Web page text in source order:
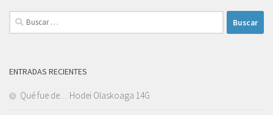
Buscar:
ENTRADAS RECIENTES
Qué fue de… Hodei Olaskoaga 14G